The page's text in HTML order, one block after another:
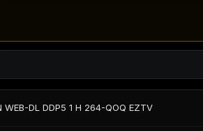
DL DDP5 1 H 264-QOQ EZTV